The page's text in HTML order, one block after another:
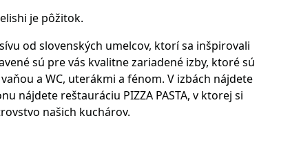
je pôžitok.
od slovenských umelcov, ktorí sa inšpirovali
sú pre vás kvalitne zariadené izby, ktoré sú
a WC, uterákmi a fénom. V izbách nájdete
nájdete reštauráciu PIZZA PASTA, v ktorej si
našich kuchárov.